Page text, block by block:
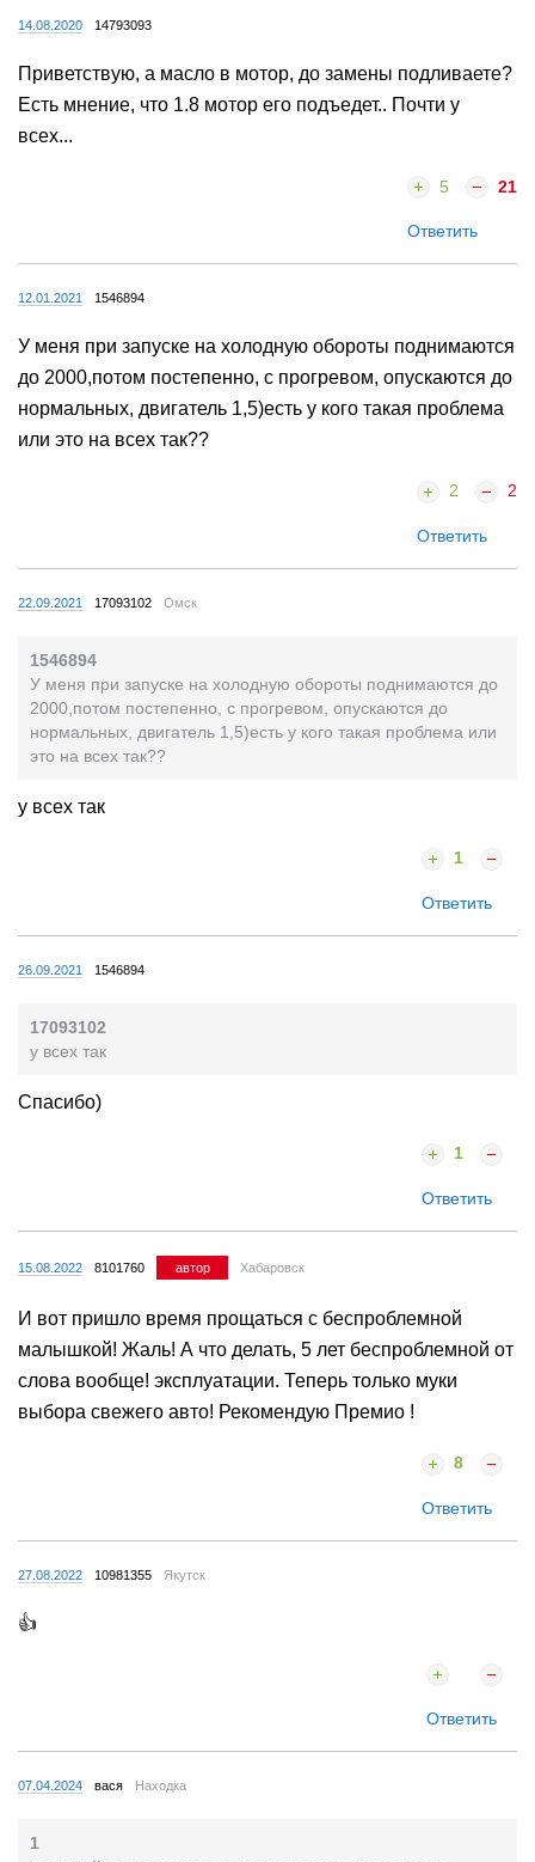
14.08.2020 14793093
Приветствую, а масло в мотор, до замены подливаете?
Есть мнение, что 1.8 мотор его подъедет.. Почти у
всех...
5 21
Ответить
12.01.2021 1546894
У меня при запуске на холодную обороты поднимаются
до 2000,потом постепенно, с прогревом, опускаются до
нормальных, двигатель 1,5)есть у кого такая проблема
или это на всех так??
2 2
Ответить
22.09.2021 17093102 Омск
1546894
У меня при запуске на холодную обороты поднимаются до
2000,потом постепенно, с прогревом, опускаются до
нормальных, двигатель 1,5)есть у кого такая проблема или
это на всех так??
у всех так
1
Ответить
26.09.2021 1546894
17093102
у всех так
Спасибо)
1
Ответить
15.08.2022 8101760 автор Хабаровск
И вот пришло время прощаться с беспроблемной
малышкой! Жаль! А что делать, 5 лет беспроблемной от
слова вообще! эксплуатации. Теперь только муки
выбора свежего авто! Рекомендую Премио !
8
Ответить
27.08.2022 10981355 Якутск
👍
Ответить
07.04.2024 вася Находка
1